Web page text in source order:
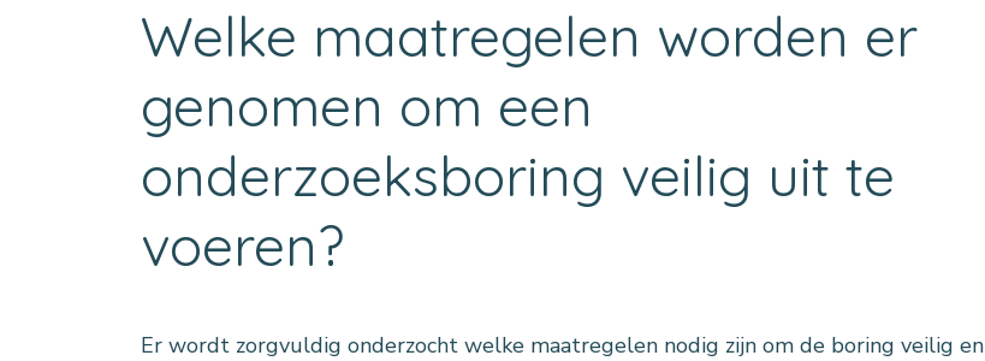
Welke maatregelen worden er
genomen om een
onderzoeksboring veilig uit te
voeren?
Er wordt zorgvuldig onderzocht welke maatregelen nodig zijn om de boring veilig en